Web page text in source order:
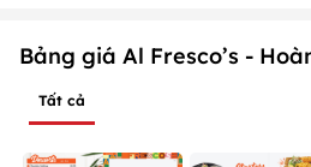
Bảng giá Al Fresco’s -
Tất cả